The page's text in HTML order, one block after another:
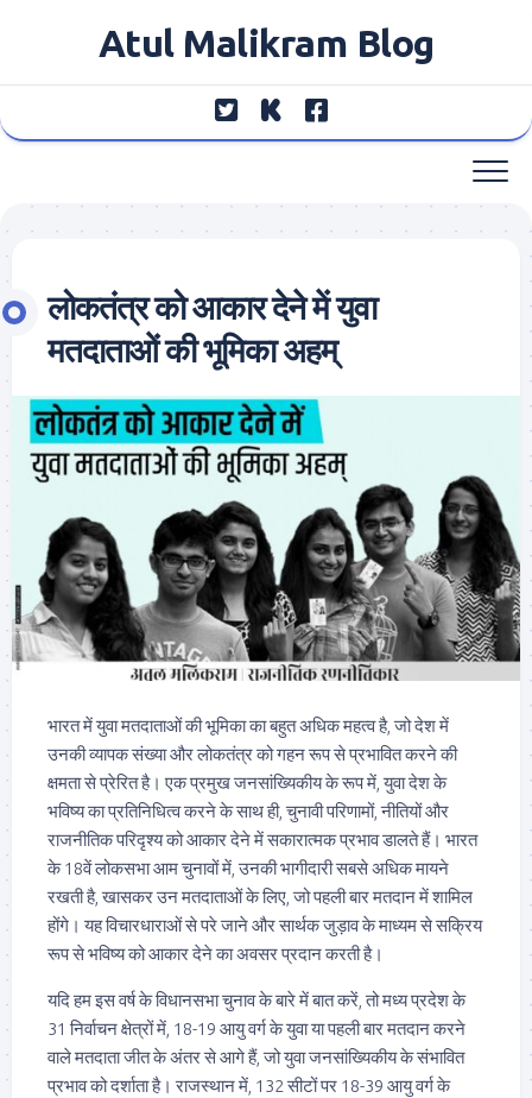
Atul Malikram Blog
लोकतंत्र को आकार देने में युवा
मतदाताओं की भूमिका अहम्
भारत में युवा मतदाताओं की भूमिका का बहुत अधिक महत्व है, जो देश में
उनकी व्यापक संख्या और लोकतंत्र को गहन रूप से प्रभावित करने की
क्षमता से प्रेरित है। एक प्रमुख जनसांख्यिकीय के रूप में, युवा देश के
भविष्य का प्रतिनिधित्व करने के साथ ही, चुनावी परिणामों, नीतियों और
राजनीतिक परिदृश्य को आकार देने में सकारात्मक प्रभाव डालते हैं। भारत
के 18वें लोकसभा आम चुनावों में, उनकी भागीदारी सबसे अधिक मायने
रखती है, खासकर उन मतदाताओं के लिए, जो पहली बार मतदान में शामिल
होंगे। यह विचारधाराओं से परे जाने और सार्थक जुड़ाव के माध्यम से सक्रिय
रूप से भविष्य को आकार देने का अवसर प्रदान करती है।
यदि हम इस वर्ष के विधानसभा चुनाव के बारे में बात करें, तो मध्य प्रदेश के
31 निर्वाचन क्षेत्रों में, 18-19 आयु वर्ग के युवा या पहली बार मतदान करने
वाले मतदाता जीत के अंतर से आगे हैं, जो युवा जनसांख्यिकीय के संभावित
प्रभाव को दर्शाता है। राजस्थान में, 132 सीटों पर 18-39 आयु वर्ग के